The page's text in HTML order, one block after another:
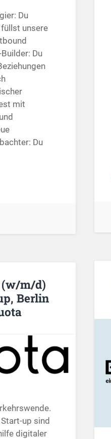
Du
unsere
Du
mit
Du
(w/m/d)
Berlin
up sind
digitaler